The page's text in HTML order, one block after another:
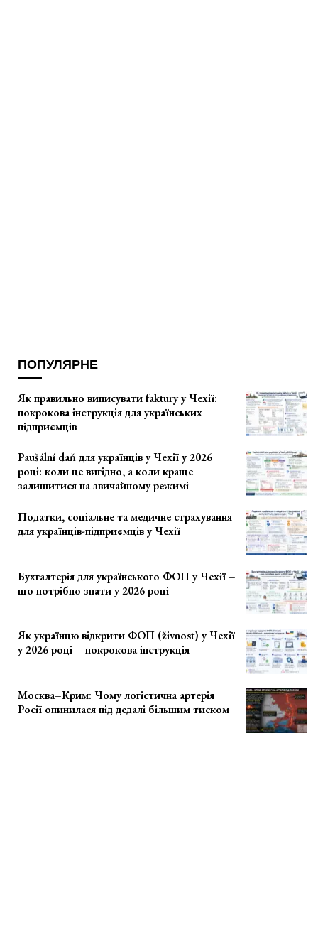
ПОПУЛЯРНЕ
Як правильно виписувати faktury у Чехії:
покрокова інструкція для українських
підприємців
Paušální daň для українців у Чехії у 2026
році: коли це вигідно, а коли краще
залишитися на звичайному режимі
Податки, соціальне та медичне страхування
для українців-підприємців у Чехії
Бухгалтерія для українського ФОП у Чехії –
що потрібно знати у 2026 році
Як українцю відкрити ФОП (živnost) у Чехії
у 2026 році – покрокова інструкція
Москва–Крим: Чому логістична артерія
Росії опинилася під дедалі більшим тиском